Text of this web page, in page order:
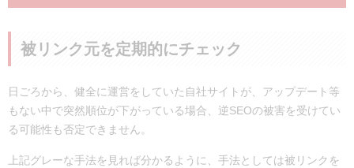
被リンク元を定期的にチェック
日ごろから、健全に運営をしていた自社サイトが、アップデート等
もない中で突然順位が下がっている場合、逆SEOの被害を受けてい
る可能性も否定できません。
上記グレーな手法を見れば分かるように、手法としては被リンクを